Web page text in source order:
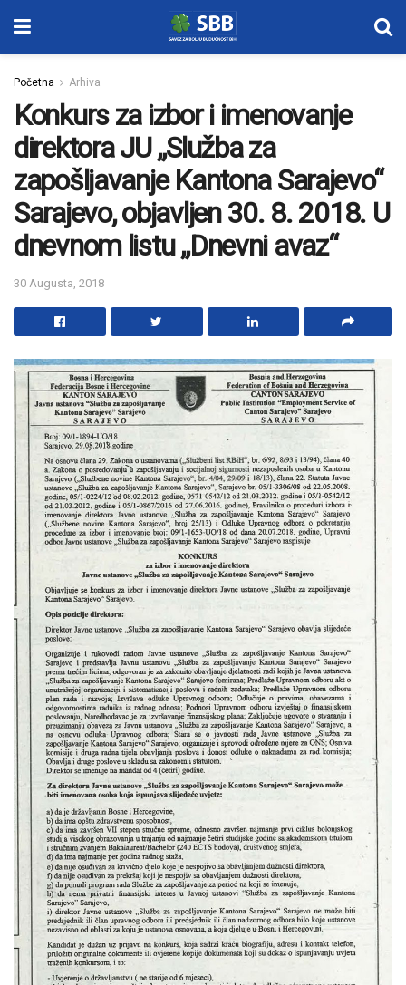
Početna Arhiva
Konkurs za izbor i imenovanje
direktora JU „Služba za
zapošljavanje Kantona Sarajevo“
Sarajevo, objavljen 30. 8. 2018. U
dnevnom listu „Dnevni avaz“
30 Augusta, 2018